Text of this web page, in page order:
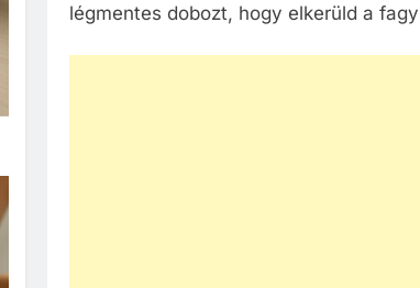
légmentes dobozt, hogy elkerüld a